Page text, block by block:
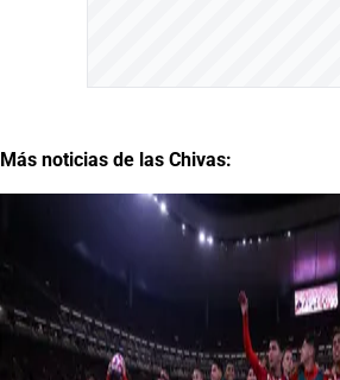
Más noticias de las Chivas: